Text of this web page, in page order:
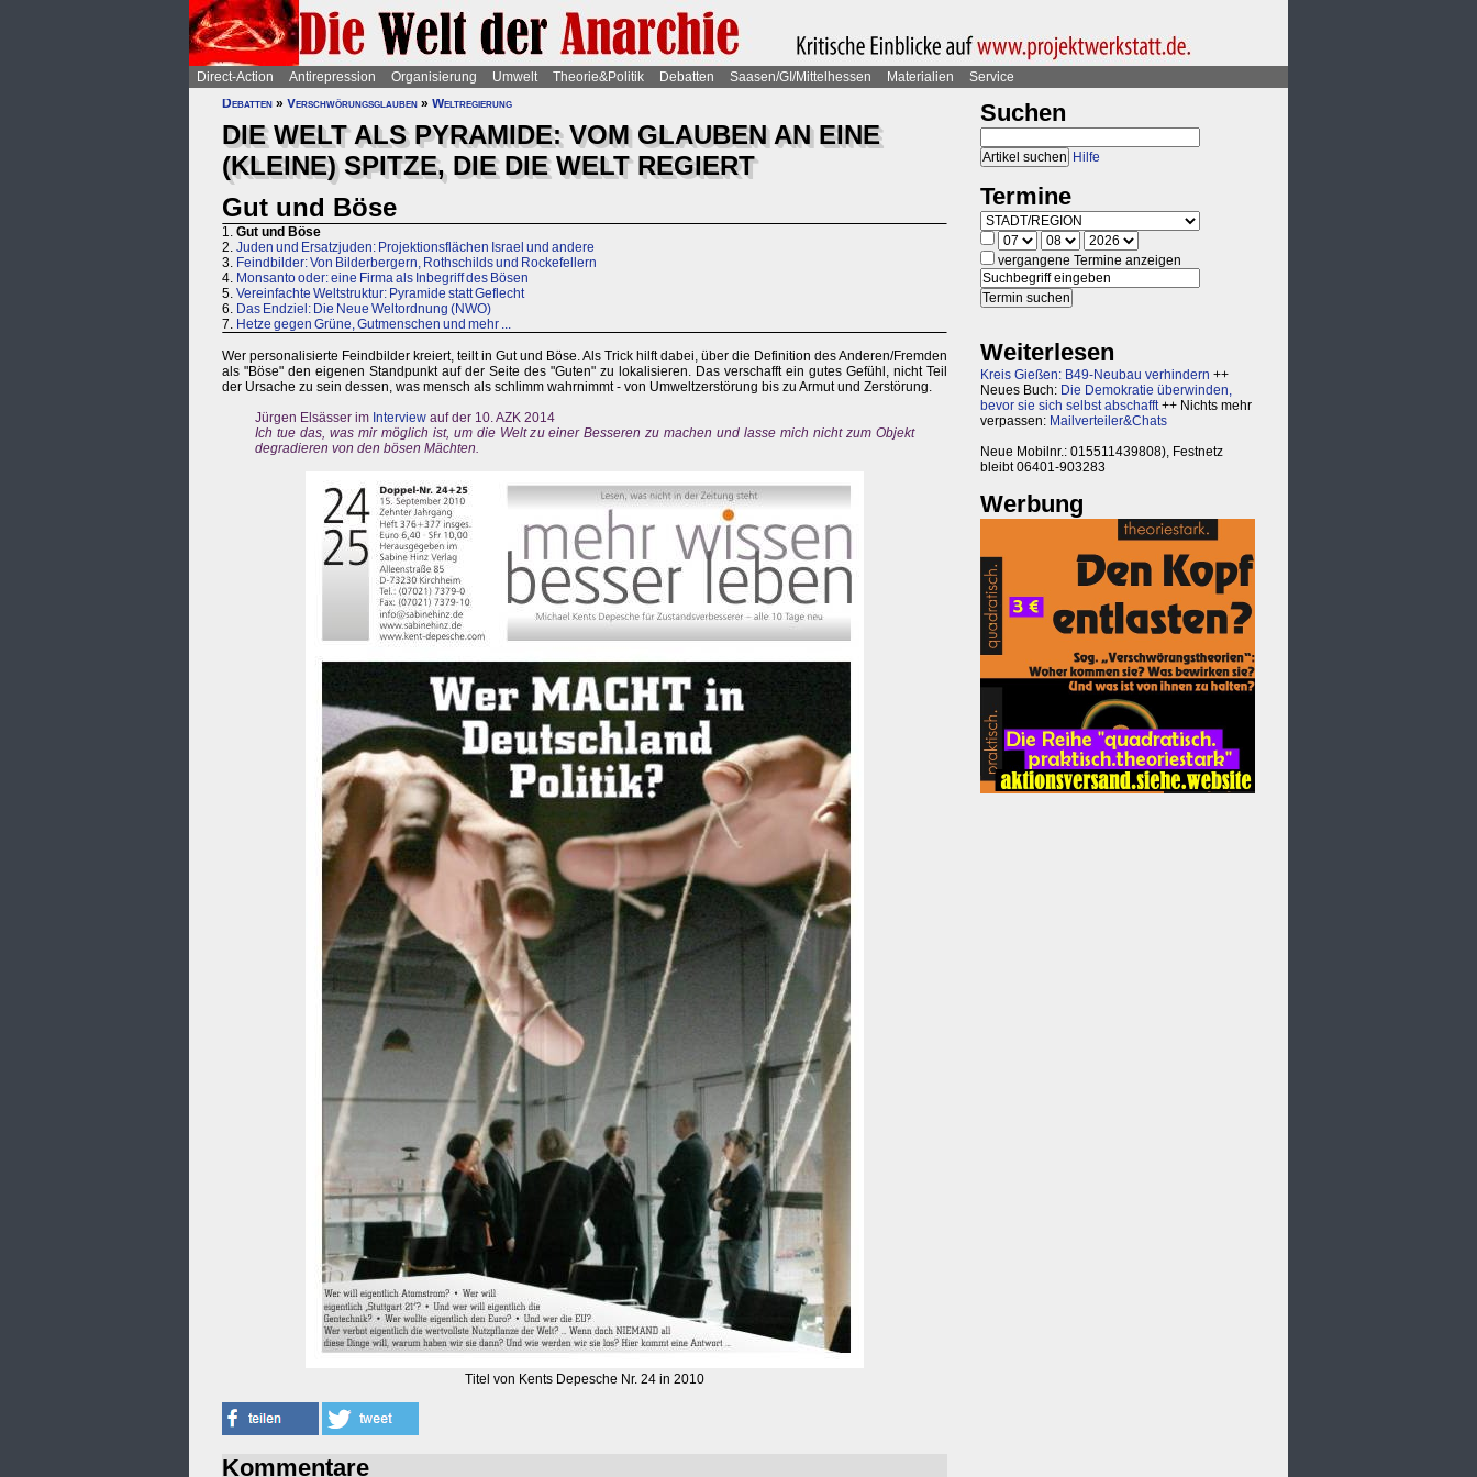
Direct-Action Antirepression Organisierung Umwelt Theorie&Politik Debatten Saasen/GI/Mittelhessen Materialien
Service
Debatten » Verschwörungsglauben » Weltregierung
DIE WELT ALS PYRAMIDE: VOM GLAUBEN AN EINE
(KLEINE) SPITZE, DIE DIE WELT REGIERT
Gut und Böse
1. Gut und Böse
2. Juden und Ersatzjuden: Projektionsflächen Israel und andere
3. Feindbilder: Von Bilderbergern, Rothschilds und Rockefellern
4. Monsanto oder: eine Firma als Inbegriff des Bösen
5. Vereinfachte Weltstruktur: Pyramide statt Geflecht
6. Das Endziel: Die Neue Weltordnung (NWO)
7. Hetze gegen Grüne, Gutmenschen und mehr ...
Wer personalisierte Feindbilder kreiert, teilt in Gut und Böse. Als Trick hilft dabei, über die Definition des Anderen/Fremden
als "Böse" den eigenen Standpunkt auf der Seite des "Guten" zu lokalisieren. Das verschafft ein gutes Gefühl, nicht Teil
der Ursache zu sein dessen, was mensch als schlimm wahrnimmt - von Umweltzerstörung bis zu Armut und Zerstörung.
Jürgen Elsässer im Interview auf der 10. AZK 2014
Ich tue das, was mir möglich ist, um die Welt zu einer Besseren zu machen und lasse mich nicht zum Objekt
degradieren von den bösen Mächten.
Titel von Kents Depesche Nr. 24 in 2010
Kommentare
Suchen
Hilfe
Termine
vergangene Termine anzeigen
Weiterlesen
Kreis Gießen: B49-Neubau verhindern ++
Neues Buch: Die Demokratie überwinden,
bevor sie sich selbst abschafft++ Nichts mehr
verpassen: Mailverteiler&Chats
Neue Mobilnr.: 015511439808), Festnetz
bleibt 06401-903283
Werbung